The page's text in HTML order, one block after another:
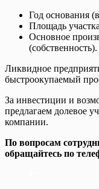
Год основания
Площадь
Основное
(собственность).
Ликвидное
быстроокупаемый
За инвестиции и
предлагаем долевое
компании.
По вопросам
обращайтесь по